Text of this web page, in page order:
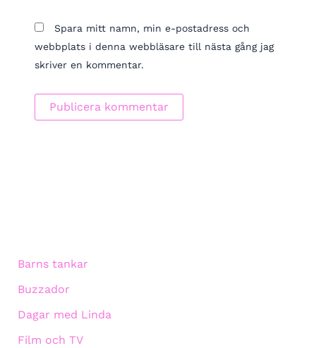
Spara mitt namn, min e-postadress och
webbplats i denna webbläsare till nästa gång jag
skriver en kommentar.
Barns tankar
Buzzador
Dagar med Linda
Film och TV